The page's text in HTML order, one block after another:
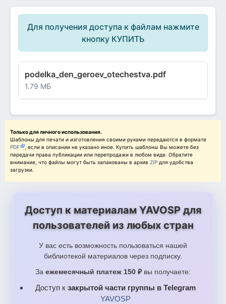
Для получения доступа к файлам нажмите
кнопку КУПИТЬ
podelka_den_geroev_otechestva.pdf
1.79 МБ
Только для личного использования.
Шаблоны для печати и изготовления своими руками передаются в формате
PDF
, если в описании не указано иное. Купить шаблоны Вы можете без
передачи права публикации или перепродажи в любом виде. Обратите
внимание, что файлы могут быть запакованы в архив ZIP для удобства
загрузки.
Доступ к материалам YAVOSP для
пользователей из любых стран
У вас есть возможность пользоваться нашей
библиотекой материалов через подписку.
За ежемесячный платеж 150 ₽ вы получаете:
Доступ к закрытой части группы в Telegram
YAVOSP